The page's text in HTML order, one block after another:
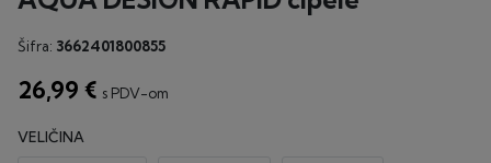
Šifra: 3662401800855
26,99 € s PDV-om
VELIČINA